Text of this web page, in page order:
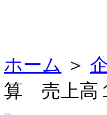
ホーム ＞
算 売上高